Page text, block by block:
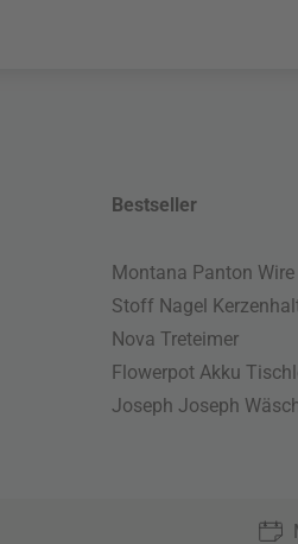
Bestseller
Montana Panton Wire
Stoff Nagel
Nova Treteimer
Flowerpot Akku
Joseph Joseph